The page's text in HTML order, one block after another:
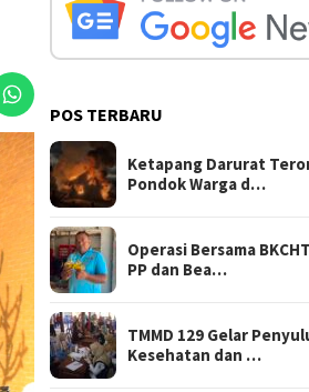
POS TERBARU
Ketapang Darurat
Pondok Warga d…
Operasi Bersama
PP dan Bea…
TMMD 129 Gelar
Kesehatan dan …